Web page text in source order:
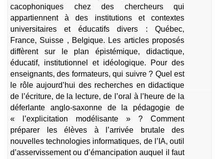
cacophoniques chez des chercheurs qui
appartiennent à des institutions et contextes
universitaires et éducatifs divers : Québec,
France, Suisse , Belgique. Les articles proposés
diffèrent sur le plan épistémique, didactique,
éducatif, institutionnel et idéologique. Pour des
enseignants, des formateurs, qui suivre ? Quel est
le rôle aujourd’hui des recherches en didactique
de l’écriture, de la lecture, de l’oral à l’heure de la
déferlante anglo-saxonne de la pédagogie de
« l’explicitation modélisante » ? Comment
préparer les élèves à l’arrivée brutale des
nouvelles technologies informatiques, de l’IA, outil
d’asservissement ou d’émancipation auquel il faut